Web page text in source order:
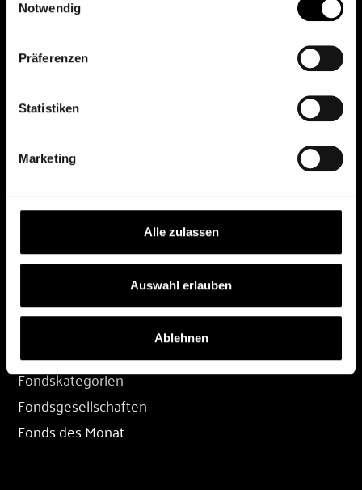
Notwendig
Präferenzen
Statistiken
Marketing
Alle zulassen
Auswahl erlauben
Ablehnen
© 2026 FondsDepot AT
DEPOT
Depot übertragen
Depot-Login
FONDS
Fondssuche
Fondskategorien
Fondsgesellschaften
Fonds des Monat